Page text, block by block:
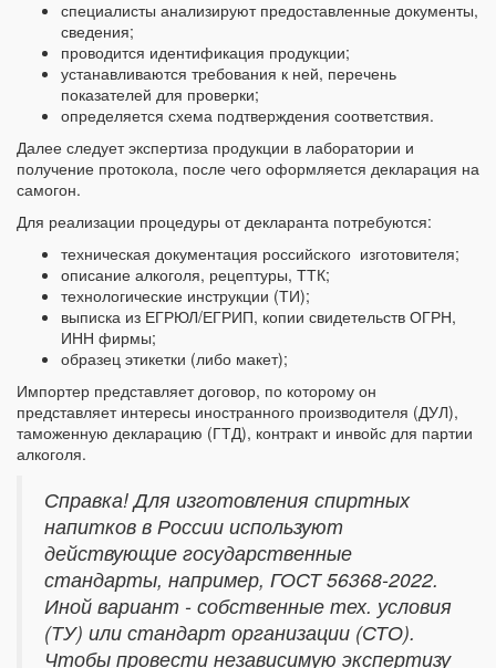
специалисты анализируют предоставленные документы,
сведения;
проводится идентификация продукции;
устанавливаются требования к ней, перечень
показателей для проверки;
определяется схема подтверждения соответствия.
Далее следует экспертиза продукции в лаборатории и
получение протокола, после чего оформляется декларация на
самогон.
Для реализации процедуры от декларанта потребуются:
техническая документация российского изготовителя;
описание алкоголя, рецептуры, ТТК;
технологические инструкции (ТИ);
выписка из ЕГРЮЛ/ЕГРИП, копии свидетельств ОГРН,
ИНН фирмы;
образец этикетки (либо макет);
Импортер представляет договор, по которому он
представляет интересы иностранного производителя (ДУЛ),
таможенную декларацию (ГТД), контракт и инвойс для партии
алкоголя.
Справка! Для изготовления спиртных
напитков в России используют
действующие государственные
стандарты, например, ГОСТ 56368-2022.
Иной вариант - собственные тех. условия
(ТУ) или стандарт организации (СТО).
Чтобы провести независимую экспертизу